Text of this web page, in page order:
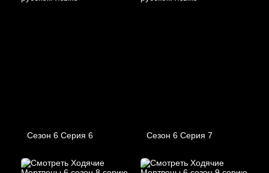
Сезон 6 Серия 6 Сезон 6 Серия 7